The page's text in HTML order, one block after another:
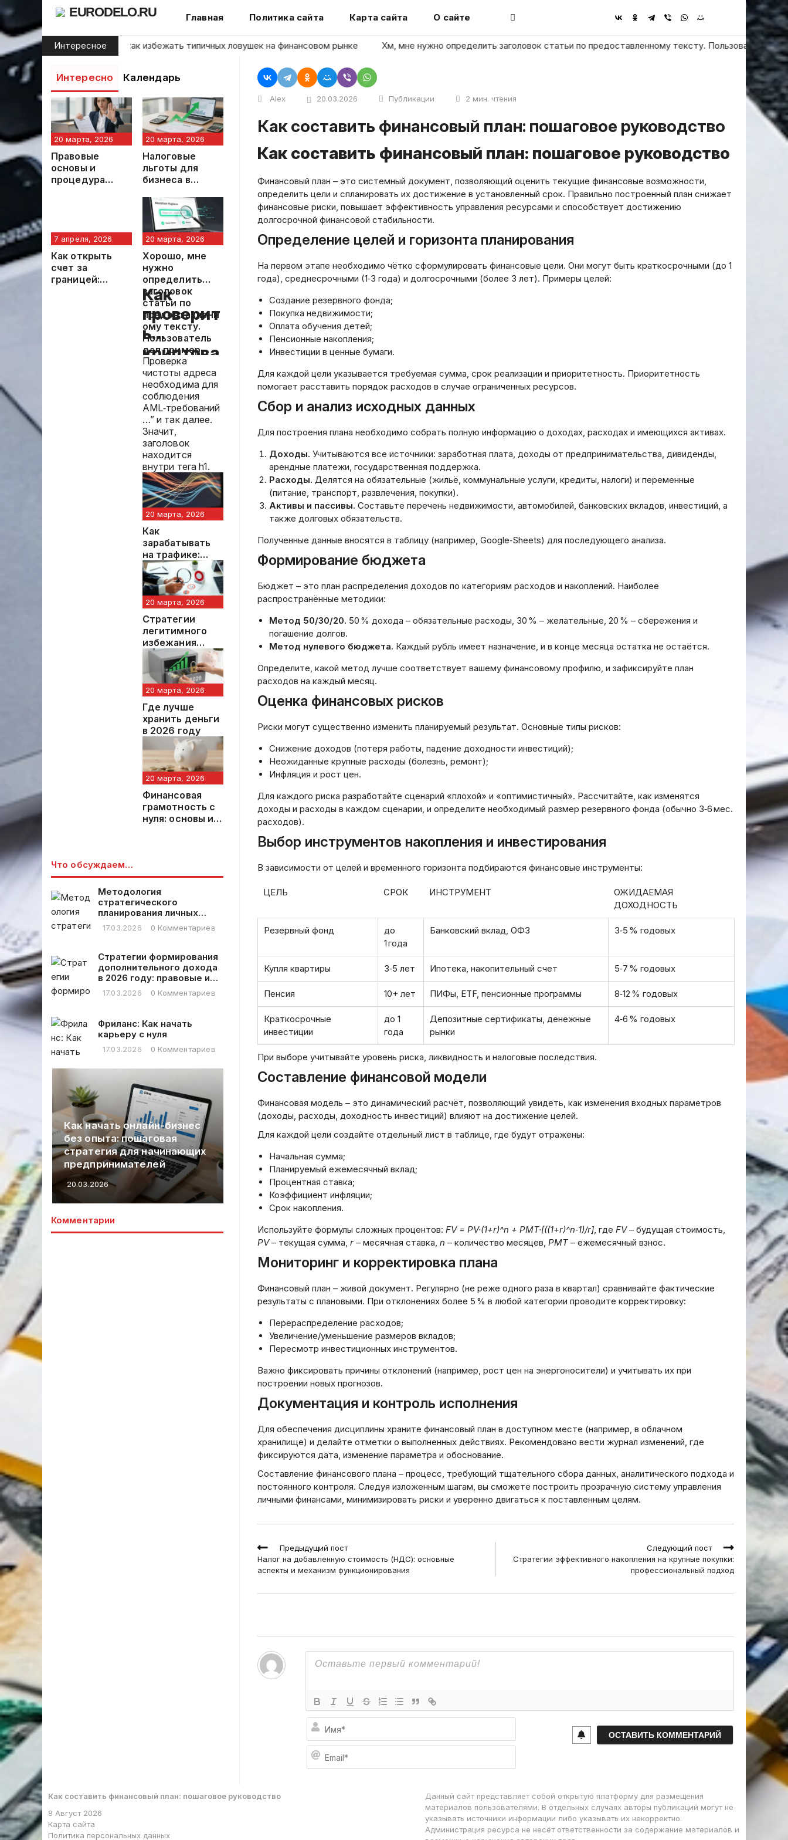
to
content
EURODELO.RU Главная Политика сайта Карта сайта О сайте
Интересное
инвесторов: как избежать типичных ловушек на финансовом рынке Хм, мне нужно определить заголовок статьи по предоставленному тексту. Пользователь
Alex 20.03.2026 Публикации 2 мин. чтения
Как составить финансовый план: пошаговое руководство
Как составить финансовый план: пошаговое руководство
Финансовый план – это системный документ, позволяющий оценить текущие финансовые возможности,
определить цели и спланировать их достижение в установленный срок. Правильно построенный план снижает
финансовые риски, повышает эффективность управления ресурсами и способствует достижению
долгосрочной финансовой стабильности.
Определение целей и горизонта планирования
На первом этапе необходимо чётко сформулировать финансовые цели. Они могут быть краткосрочными (до 1
года), среднесрочными (1‑3 года) и долгосрочными (более 3 лет). Примеры целей:
Создание резервного фонда;
Покупка недвижимости;
Оплата обучения детей;
Пенсионные накопления;
Инвестиции в ценные бумаги.
Для каждой цели указывается требуемая сумма, срок реализации и приоритетность. Приоритетность
помогает расставить порядок расходов в случае ограниченных ресурсов.
Сбор и анализ исходных данных
Для построения плана необходимо собрать полную информацию о доходах, расходах и имеющихся активах.
Доходы. Учитываются все источники: заработная плата, доходы от предпринимательства, дивиденды,
арендные платежи, государственная поддержка.
Расходы. Делятся на обязательные (жильё, коммунальные услуги, кредиты, налоги) и переменные
(питание, транспорт, развлечения, покупки).
Активы и пассивы. Составьте перечень недвижимости, автомобилей, банковских вкладов, инвестиций, а
также долговых обязательств.
Полученные данные вносятся в таблицу (например, Google‑Sheets) для последующего анализа.
Формирование бюджета
Бюджет – это план распределения доходов по категориям расходов и накоплений. Наиболее
распространённые методики:
Метод 50/30/20. 50 % дохода – обязательные расходы, 30 % – желательные, 20 % – сбережения и
погашение долгов.
Метод нулевого бюджета. Каждый рубль имеет назначение, и в конце месяца остатка не остаётся.
Определите, какой метод лучше соответствует вашему финансовому профилю, и зафиксируйте план
расходов на каждый месяц.
Оценка финансовых рисков
Риски могут существенно изменить планируемый результат. Основные типы рисков:
Снижение доходов (потеря работы, падение доходности инвестиций);
Неожиданные крупные расходы (болезнь, ремонт);
Инфляция и рост цен.
Для каждого риска разработайте сценарий «плохой» и «оптимистичный». Рассчитайте, как изменятся
доходы и расходы в каждом сценарии, и определите необходимый размер резервного фонда (обычно 3‑6 мес.
расходов).
Выбор инструментов накопления и инвестирования
В зависимости от целей и временного горизонта подбираются финансовые инструменты:
ЦЕЛЬ СРОК ИНСТРУМЕНТ
ОЖИДАЕМАЯ
ДОХОДНОСТЬ
Резервный фонд
до
1 года
Банковский вклад, ОФЗ 3‑5 % годовых
Купля квартиры 3‑5 лет Ипотека, накопительный счет 5‑7 % годовых
Пенсия 10+ лет ПИФы, ETF, пенсионные программы 8‑12 % годовых
Краткосрочные
инвестиции
до 1
года
Депозитные сертификаты, денежные
рынки
4‑6 % годовых
При выборе учитывайте уровень риска, ликвидность и налоговые последствия.
Составление финансовой модели
Финансовая модель – это динамический расчёт, позволяющий увидеть, как изменения входных параметров
(доходы, расходы, доходность инвестиций) влияют на достижение целей.
Для каждой цели создайте отдельный лист в таблице, где будут отражены:
Начальная сумма;
Планируемый ежемесячный вклад;
Процентная ставка;
Коэффициент инфляции;
Срок накопления.
Используйте формулы сложных процентов: FV = PV·(1+r)^n + PMT·[((1+r)^n‑1)/r], где FV– будущая стоимость,
PV– текущая сумма, r – месячная ставка, n – количество месяцев, PMT – ежемесячный взнос.
Мониторинг и корректировка плана
Финансовый план – живой документ. Регулярно (не реже одного раза в квартал) сравнивайте фактические
результаты с плановыми. При отклонениях более 5 % в любой категории проводите корректировку:
Перераспределение расходов;
Увеличение/уменьшение размеров вкладов;
Пересмотр инвестиционных инструментов.
Важно фиксировать причины отклонений (например, рост цен на энергоносители) и учитывать их при
построении новых прогнозов.
Документация и контроль исполнения
Для обеспечения дисциплины храните финансовый план в доступном месте (например, в облачном
хранилище) и делайте отметки о выполненных действиях. Рекомендовано вести журнал изменений, где
фиксируются дата, изменение параметра и обоснование.
Составление финансового плана – процесс, требующий тщательного сбора данных, аналитического подхода и
постоянного контроля. Следуя изложенным шагам, вы сможете построить прозрачную систему управления
личными финансами, минимизировать риски и уверенно двигаться к поставленным целям.
Read
more
articles
Предыдущий пост
Налог на добавленную стоимость (НДС): основные
аспекты и механизм функционирования
Следующий пост
Стратегии эффективного накопления на крупные покупки:
профессиональный подход
я
l
*
Интересно Календарь
20 марта, 2026
Правовые
основы и
процедура
20 марта, 2026
Налоговые
льготы для
бизнеса в
Федерации
7 апреля, 2026
Как открыть
счет за
границей:
20 марта, 2026
Хорошо, мне
нужно
определить
заголовок
статьи по
предоставленн
ому тексту.
Пользователь
дал пример,
где после “”
идет название,
без кавычек и
других
символов. В
примере текст
начинается с “
Как
проверит
ь
криптова
лютный
кошелёк
на
чистоту
Проверка
чистоты адреса
необходима для
соблюдения
AML‑требований
…” и так далее.
Значит,
заголовок
находится
внутри тега h1.
20 марта, 2026
Как
зарабатывать
на трафике:
профессиональ
ный обзор
методик и
инструментов
20 марта, 2026
Стратегии
легитимного
избежания
налоговых
штрафов:
профессиональ
ный подход
20 марта, 2026
Где лучше
хранить деньги
в 2026 году
20 марта, 2026
Финансовая
грамотность с
нуля: основы и
Что обсуждаем…
Методология
стратегического
планирования личных
финансовых расходов
17.03.2026 0 Комментариев
Стратегии формирования
дополнительного дохода
в 2026 году: правовые и
практические аспекты
17.03.2026 0 Комментариев
Фриланс: Как начать
карьеру с нуля
17.03.2026 0 Комментариев
Как начать онлайн-бизнес
без опыта: пошаговая
стратегия для начинающих
предпринимателей
20.03.2026
Создание онлайн-бизнеса:
стратегический подход к
цифровой трансформации
20.03.2026
онлайн: современные
Пожалуйста, предоставьте
Комментарии
Как составить финансовый план: пошаговое руководство
8 Август 2026
Карта сайта
Политика персональных данных
Данный сайт представляет собой открытую платформу для размещения
материалов пользователями. В отдельных случаях авторы публикаций могут не
указывать источники информации либо указывать их некорректно.
Администрация ресурса не несёт ответственности за содержание материалов и